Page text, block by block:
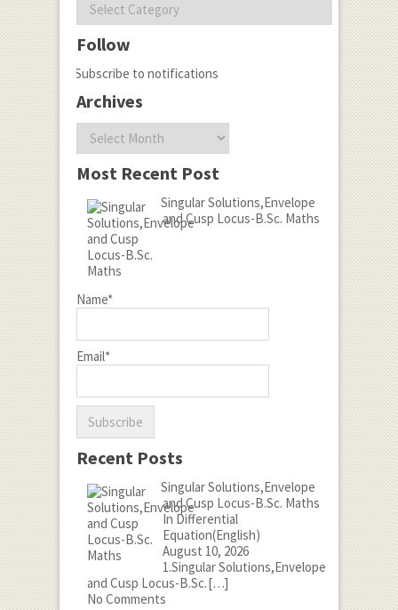
Follow
Subscribe to notifications
Archives
Archives
Most Recent Post
Singular Solutions,Envelope
and Cusp Locus-B.Sc. Maths
Name*
Email*
Recent Posts
Singular Solutions,Envelope
and Cusp Locus-B.Sc. Maths
In Differential
Equation(English)
August 10, 2026
1.Singular Solutions,Envelope
and Cusp Locus-B.Sc.[…]
No Comments